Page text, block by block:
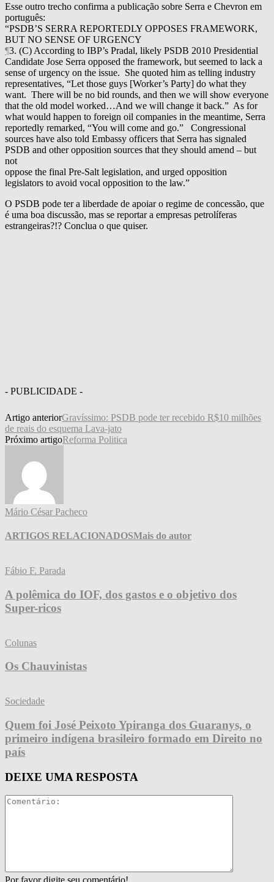
Esse outro trecho confirma a publicação sobre Serra e Chevron em
português:
“PSDB’S SERRA REPORTEDLY OPPOSES FRAMEWORK,
BUT NO SENSE OF URGENCY
¶3. (C) According to IBP’s Pradal, likely PSDB 2010 Presidential
Candidate Jose Serra opposed the framework, but seemed to lack a
sense of urgency on the issue. She quoted him as telling industry
representatives, “Let those guys [Worker’s Party] do what they
want. There will be no bid rounds, and then we will show everyone
that the old model worked…And we will change it back.” As for
what would happen to foreign oil companies in the meantime, Serra
reportedly remarked, “You will come and go.” Congressional
sources have also told Embassy officers that Serra has signaled
PSDB and other opposition sources that they should amend – but
not
oppose the final Pre-Salt legislation, and urged opposition
legislators to avoid vocal opposition to the law.”
O PSDB pode ter a liberdade de apoiar o regime de concessão, que
é uma boa discussão, mas se reportar a empresas petrolíferas
estrangeiras?!? Conclua o que quiser.
- PUBLICIDADE -
Artigo anteriorGravíssimo: PSDB pode ter recebido R$10 milhões
de reais do esquema Lava-jato
Próximo artigoReforma Politica
Mário César Pacheco
ARTIGOS RELACIONADOSMais do autor
Fábio F. Parada
A polêmica do IOF, dos gastos e o objetivo dos
Super-ricos
Colunas
Os Chauvinistas
Sociedade
Quem foi José Peixoto Ypiranga dos Guaranys, o
primeiro indígena brasileiro formado em Direito no
país
DEIXE UMA RESPOSTA